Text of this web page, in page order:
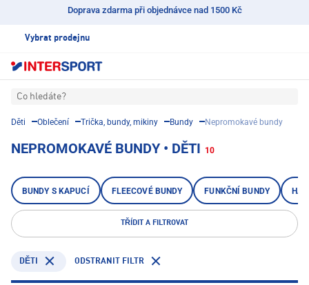
Doprava zdarma při objednávce nad 1500 Kč
Vybrat prodejnu
Co hledáte?
Děti Oblečení Trička, bundy, mikiny Bundy Nepromokavé bundy
NEPROMOKAVÉ BUNDY • DĚTI 10
BUNDY S KAPUCÍ FLEECOVÉ BUNDY FUNKČNÍ BUNDY
TŘÍDIT A FILTROVAT
DĚTI ODSTRANIT FILTR